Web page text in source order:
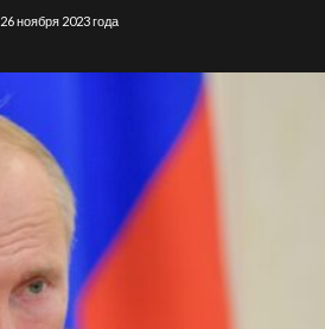
26 ноября 2023 года